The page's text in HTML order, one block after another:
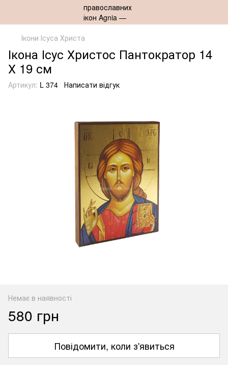
Ікони Ісуса Христа
Ікона Ісус Христос Пантократор 14
Х 19 см
Артикул: L 374 Написати відгук
Немає в наявності
580 грн
Повідомити, коли з'явиться